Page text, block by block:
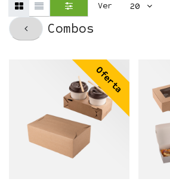
Combos
Ver 20
Oferta